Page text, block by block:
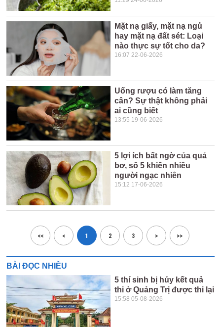
Mặt nạ giấy, mặt nạ ngủ
hay mặt nạ đất sét: Loại
nào thực sự tốt cho da?
16:07 22-06-2026
Uống rượu có làm tăng
cân? Sự thật không phải
ai cũng biết
13:55 19-06-2026
5 lợi ích bất ngờ của quả
bơ, số 5 khiến nhiều
người ngạc nhiên
15:12 17-06-2026
<< < 1 2 3 > >>
BÀI ĐỌC NHIỀU
5 thí sinh bị hủy kết quả
thi ở Quảng Trị được thi lại
15:58 05-08-2026